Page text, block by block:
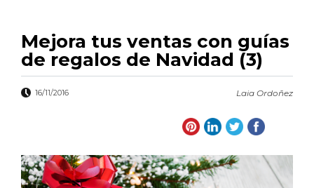
Mejora tus ventas con guías
de regalos de Navidad (3)
Laia Ordoñez
16/11/2016